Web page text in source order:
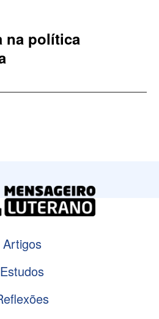
na política
Artigos
Estudos